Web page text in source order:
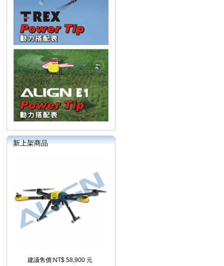
新上架商品
建議售價:NT$ 58,900 元